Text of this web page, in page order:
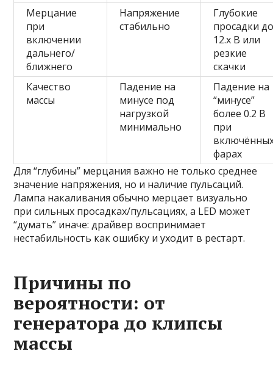
Мерцание
при
включении
дальнего/
ближнего
Напряжение
стабильно
Глубокие
просадки
12.x В или
резкие
скачки
Качество
массы
Падение на
минусе под
нагрузкой
минимально
Падение на
“минусе”
более 0.2 В
при
фарах
Для “глубины” мерцания важно не только среднее
значение напряжения, но и наличие пульсаций.
Лампа накаливания обычно мерцает визуально
при сильных просадках/пульсациях, а LED может
“думать” иначе: драйвер воспринимает
нестабильность как ошибку и уходит в рестарт.
Причины по
вероятности: от
генератора до клипсы
массы